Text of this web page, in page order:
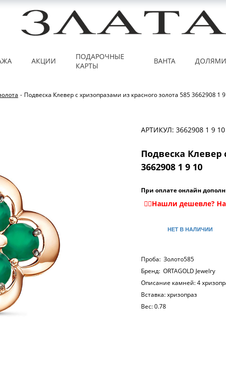
АКЦИИ
ПОДАРОЧНЫЕ
КАРТЫ
ВАНТА ДОЛЯМИ
- Подвеска Клевер с хризопразами из красного золота 585 3662908 1
АРТИКУЛ: 3662908 1 9 10
Подвеска Клевер
3662908 1 9 10
При оплате онлайн
НЕТ В НАЛИЧИИ
Проба: Золото585
Бренд: ORTAGOLD Jewelry
Описание камней:4
Вставка:хризопраз
Вес:0.78